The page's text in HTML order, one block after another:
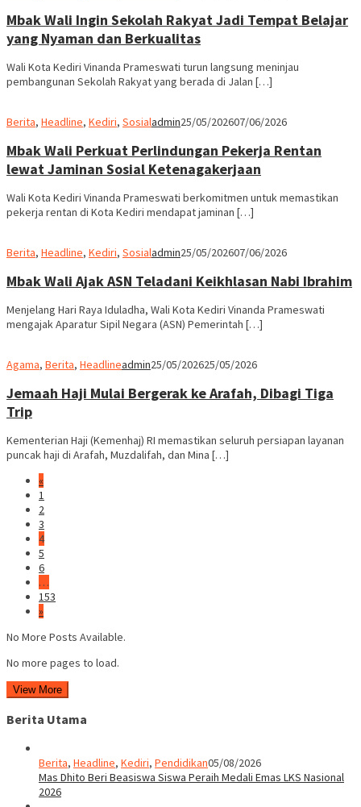
Mbak Wali Ingin Sekolah Rakyat Jadi Tempat Belajar
yang Nyaman dan Berkualitas
Wali Kota Kediri Vinanda Prameswati turun langsung meninjau
pembangunan Sekolah Rakyat yang berada di Jalan […]
Berita, Headline, Kediri, Sosialadmin25/05/202607/06/2026
Mbak Wali Perkuat Perlindungan Pekerja Rentan
lewat Jaminan Sosial Ketenagakerjaan
Wali Kota Kediri Vinanda Prameswati berkomitmen untuk memastikan
pekerja rentan di Kota Kediri mendapat jaminan […]
Berita, Headline, Kediri, Sosialadmin25/05/202607/06/2026
Mbak Wali Ajak ASN Teladani Keikhlasan Nabi Ibrahim
Menjelang Hari Raya Iduladha, Wali Kota Kediri Vinanda Prameswati
mengajak Aparatur Sipil Negara (ASN) Pemerintah […]
Agama, Berita, Headlineadmin25/05/202625/05/2026
Jemaah Haji Mulai Bergerak ke Arafah, Dibagi Tiga
Trip
Kementerian Haji (Kemenhaj) RI memastikan seluruh persiapan layanan
puncak haji di Arafah, Muzdalifah, dan Mina […]
«
1
2
3
4
5
6
…
153
»
No More Posts Available.
No more pages to load.
View More
Berita Utama
Berita, Headline, Kediri, Pendidikan05/08/2026
Mas Dhito Beri Beasiswa Siswa Peraih Medali Emas LKS Nasional
2026